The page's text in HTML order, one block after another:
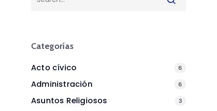
Categorías
Acto cívico 6
Administración 6
Asuntos Religiosos 3